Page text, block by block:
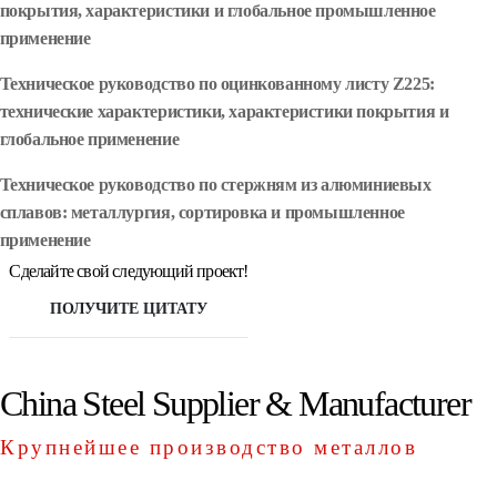
покрытия, характеристики и глобальное промышленное
применение
Техническое руководство по оцинкованному листу Z225:
технические характеристики, характеристики покрытия и
глобальное применение
Техническое руководство по стержням из алюминиевых
сплавов: металлургия, сортировка и промышленное
применение
Сделайте свой следующий проект!
ПОЛУЧИТЕ ЦИТАТУ
China Steel Supplier & Manufacturer
Крупнейшее производство металлов